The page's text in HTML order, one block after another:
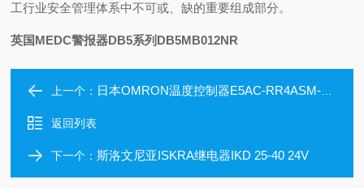
工行业安全管理体系中不可或、缺的重要组成部分。
英国MEDC警报器DB5系列DB5MB012NR
上一个： 日本OMRON温度控制器E5AC-RR4ASM-011
返回列表
下一个：斯洛文尼亚ISKRA继电器IKD 25-40 24V